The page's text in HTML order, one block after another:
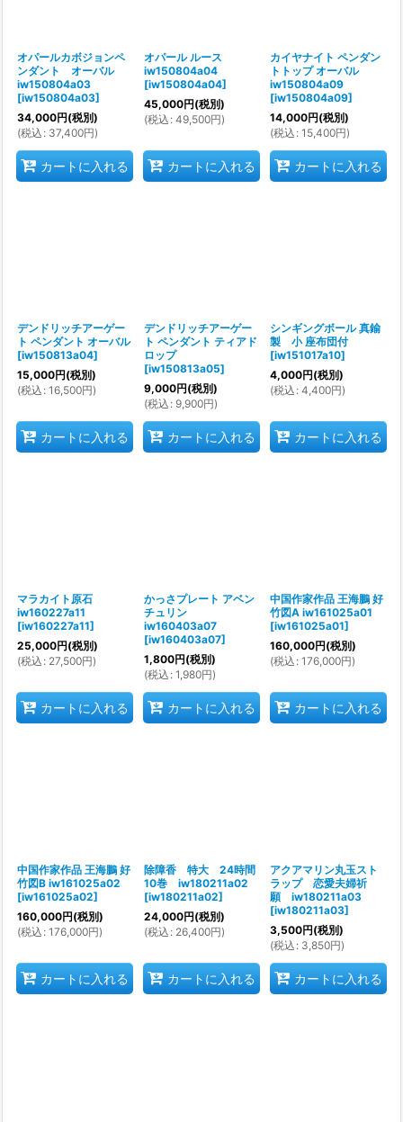
オパールカボジョンペ
ンダント オーバル
iw150804a03
[iw150804a03]
34,000円(税別)
(税込 : 37,400円)
カートに入れる
オパール ルース
iw150804a04
[iw150804a04]
45,000円(税別)
(税込 : 49,500円)
カートに入れる
カイヤナイト ペンダン
トトップ オーバル
iw150804a09
[iw150804a09]
14,000円(税別)
(税込 : 15,400円)
カートに入れる
デンドリッチアーゲー
ト ペンダント オーバル
[iw150813a04]
15,000円(税別)
(税込 : 16,500円)
カートに入れる
デンドリッチアーゲー
ト ペンダント ティアド
ロップ
[iw150813a05]
9,000円(税別)
(税込 : 9,900円)
カートに入れる
シンギングボール 真鍮
製 小 座布団付
[iw151017a10]
4,000円(税別)
(税込 : 4,400円)
カートに入れる
マラカイト原石
iw160227a11
[iw160227a11]
25,000円(税別)
(税込 : 27,500円)
カートに入れる
かっさプレート アベン
チュリン
iw160403a07
[iw160403a07]
1,800円(税別)
(税込 : 1,980円)
カートに入れる
中国作家作品 王海鵬 好
竹図A iw161025a01
[iw161025a01]
160,000円(税別)
(税込 : 176,000円)
カートに入れる
中国作家作品 王海鵬 好
竹図B iw161025a02
[iw161025a02]
160,000円(税別)
(税込 : 176,000円)
カートに入れる
除障香 特大 24時間
10巻 iw180211a02
[iw180211a02]
24,000円(税別)
(税込 : 26,400円)
カートに入れる
アクアマリン丸玉スト
ラップ 恋愛夫婦祈
願 iw180211a03
[iw180211a03]
3,500円(税別)
(税込 : 3,850円)
カートに入れる